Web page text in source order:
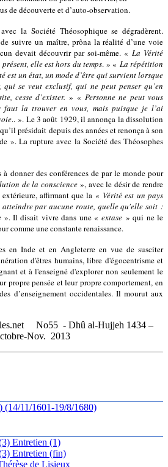
de découverte et d’auto-observation.
la Société Théosophique se dégradèrent.
suivre un maître, prôna la réalité d’une voie
devait découvrir par soi-même. « La Vérité
elle est hors du temps. » « La répétition
est un état, un mode d’être qui survient lorsque
se veut exclusif, qui ne peut penser qu’en
cesse d’exister. » «Personne ne peut vous
la trouver en vous, mais puisque je l’ai
.. ». Le 3 août 1929, il annonça la dissolution
présidait depuis des années et renonça à son
». La rupture avec la Société des Théosophes
donner des conférences de par le monde pour
de la conscience», avec le désir de rendre
affirmant que la « Vérité est un pays
par aucune route, quelle qu'elle soit :
». Il disait vivre dans une «extase » qui ne le
comme une constante renaissance.
en Inde et en Angleterre en vue de susciter
d'êtres humains, libre d'égocentrisme et
et à l'enseigné d'explorer non seulement le
propre pensée et leur propre comportement, en
d’enseignement occidentales. Il mourut aux
.net No55 - Dhû al-Hujjeh 1434 –
Nov. 2013
(14/11/1601-19/8/1680)
Entretien (1)
Entretien (fin)
de Lisieux